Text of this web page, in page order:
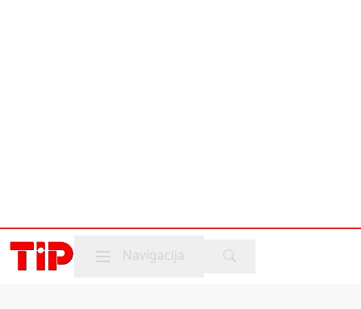
Mobile menu
Navigacija